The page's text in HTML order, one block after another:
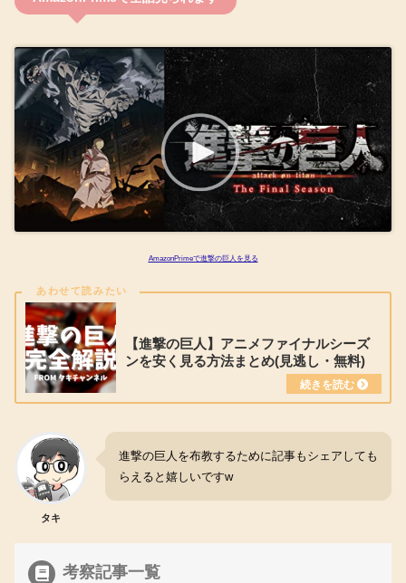
AmazonPrimeで進撃の巨人を見る
【進撃の巨人】アニメファイナルシーズ
ンを安く見る方法まとめ(見逃し・無料)
タキ
進撃の巨人を布教するために記事もシェアしても
らえると嬉しいですw
考察記事一覧